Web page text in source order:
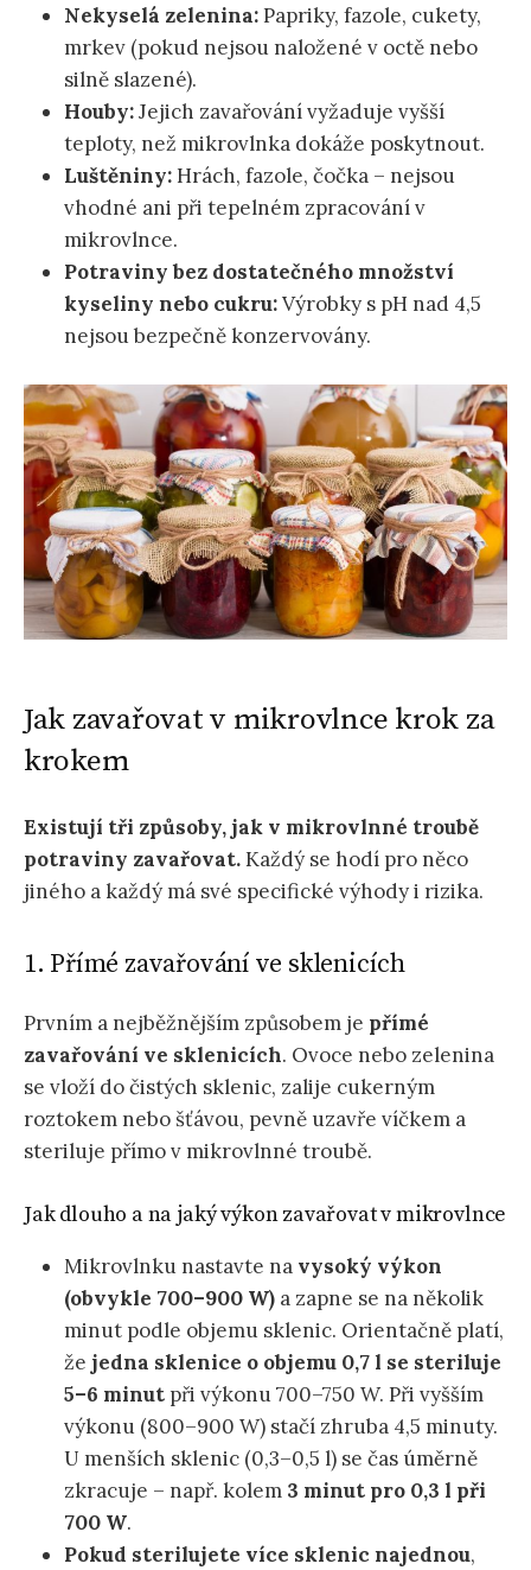
Nekyselá zelenina:Papriky, fazole, cukety,
mrkev (pokud nejsou naložené v octě nebo
silně slazené).
Houby:Jejich zavařování vyžaduje vyšší
teploty, než mikrovlnka dokáže poskytnout.
Luštěniny:Hrách, fazole, čočka – nejsou
vhodné ani při tepelném zpracování v
mikrovlnce.
Potraviny bez dostatečného množství
kyseliny nebo cukru:Výrobky s pH nad 4,5
nejsou bezpečně konzervovány.
Jak zavařovat v mikrovlnce krok za
krokem
Existují tři způsoby, jak v mikrovlnné troubě
potraviny zavařovat.Každý se hodí pro něco
jiného a každý má své specifické výhody i rizika.
1. Přímé zavařování ve sklenicích
Prvním a nejběžnějším způsobem je přímé
zavařování ve sklenicích. Ovoce nebo zelenina
se vloží do čistých sklenic, zalije cukerným
roztokem nebo šťávou, pevně uzavře víčkem a
steriluje přímo v mikrovlnné troubě.
Jak dlouho a na jaký výkon zavařovat v mikrovlnce
Mikrovlnku nastavte na vysoký výkon
(obvykle 700–900 W) a zapne se na několik
minut podle objemu sklenic. Orientačně platí,
že jedna sklenice o objemu 0,7 l se steriluje
5–6 minut při výkonu 700–750 W. Při vyšším
výkonu (800–900 W) stačí zhruba 4,5 minuty.
U menších sklenic (0,3–0,5 l) se čas úměrně
zkracuje – např. kolem 3 minut pro 0,3 l při
700 W.
Pokud sterilujete více sklenic najednou,